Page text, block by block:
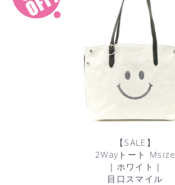
【SALE】
2Wayトート Msize
｜ホワイト｜
目口スマイル